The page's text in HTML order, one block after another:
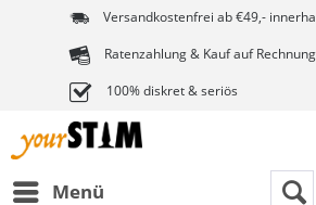
Versandkostenfrei ab €49,-
Ratenzahlung & Kauf auf Rechnung
100% diskret & seriös
Menü